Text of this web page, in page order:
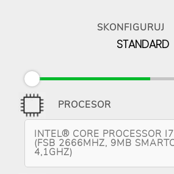
SKONFIGURUJ
STANDARD
PROCESOR
INTEL® CORE PROCESSOR
(FSB 2666MHZ, 9MB
4,1GHZ)